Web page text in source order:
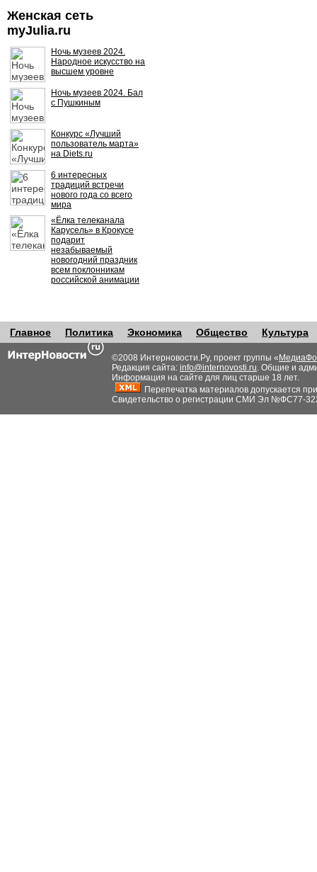
Женская сеть
myJulia.ru
Ночь музеев 2024.
Народное искусство на
высшем уровне
Ночь музеев 2024. Бал
с Пушкиным
Конкурс «Лучший
пользователь марта»
на Diets.ru
6 интересных
традиций встречи
нового года со всего
мира
«Ёлка телеканала
Карусель» в Крокусе
подарит
незабываемый
новогодний праздник
всем поклонникам
российской анимации
Главное Политика Экономика Общество Культура
©2008 Интерновости.Ру, проект группы «
Редакция сайта: info@internovosti.ru. Общие и
Информация на сайте для лиц старше 18 лет.
Перепечатка материалов допускается
Свидетельство о регистрации СМИ Эл №ФС77-